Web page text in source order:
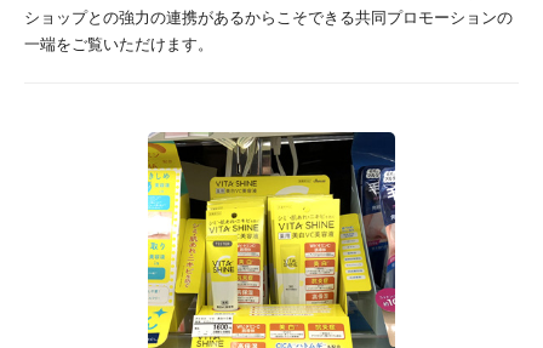
ショップとの強力の連携があるからこそできる共同プロモーションの
一端をご覧いただけます。